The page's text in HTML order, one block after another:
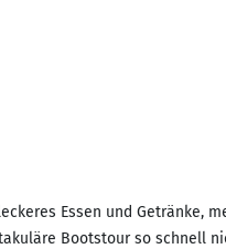
Essen und Getränke,
Bootstour so schnell